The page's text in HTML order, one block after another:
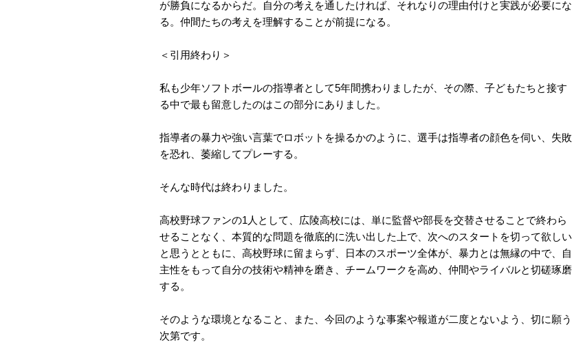
が勝負になるからだ。自分の考えを通したければ、それなりの理由付けと実践が必要にな
る。仲間たちの考えを理解することが前提になる。
＜引用終わり＞
私も少年ソフトボールの指導者として5年間携わりましたが、その際、子どもたちと接す
る中で最も留意したのはこの部分にありました。
指導者の暴力や強い言葉でロボットを操るかのように、選手は指導者の顔色を伺い、失敗
を恐れ、萎縮してプレーする。
そんな時代は終わりました。
高校野球ファンの1人として、広陵高校には、単に監督や部長を交替させることで終わら
せることなく、本質的な問題を徹底的に洗い出した上で、次へのスタートを切って欲しい
と思うとともに、高校野球に留まらず、日本のスポーツ全体が、暴力とは無縁の中で、自
主性をもって自分の技術や精神を磨き、チームワークを高め、仲間やライバルと切磋琢磨
する。
そのような環境となること、また、今回のような事案や報道が二度とないよう、切に願う
次第です。